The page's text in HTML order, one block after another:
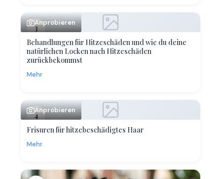
3
Anprobieren
Behandlungen für Hitzeschäden und wie du deine
natürlichen Locken nach Hitzeschäden
zurückbekommst
Mehr
4
Anprobieren
Frisuren für hitzebeschädigtes Haar
Mehr